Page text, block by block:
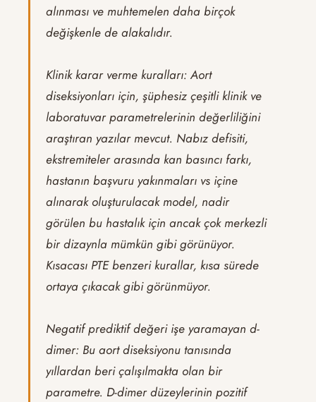
alınması ve muhtemelen daha birçok
değişkenle de alakalıdır.
Klinik karar verme kuralları: Aort
diseksiyonları için, şüphesiz çeşitli klinik ve
laboratuvar parametrelerinin değerliliğini
araştıran yazılar mevcut. Nabız defisiti,
ekstremiteler arasında kan basıncı farkı,
hastanın başvuru yakınmaları vs içine
alınarak oluşturulacak model, nadir
görülen bu hastalık için ancak çok merkezli
bir dizaynla mümkün gibi görünüyor.
Kısacası PTE benzeri kurallar, kısa sürede
ortaya çıkacak gibi görünmüyor.
Negatif prediktif değeri işe yaramayan d-
dimer: Bu aort diseksiyonu tanısında
yıllardan beri çalışılmakta olan bir
parametre. D-dimer düzeylerinin pozitif